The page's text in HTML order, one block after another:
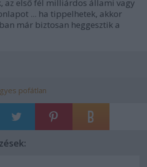
az első fél milliárdos állami vagy
... ha tippelhetek, akkor
már biztosan heggesztik a
pofátlan